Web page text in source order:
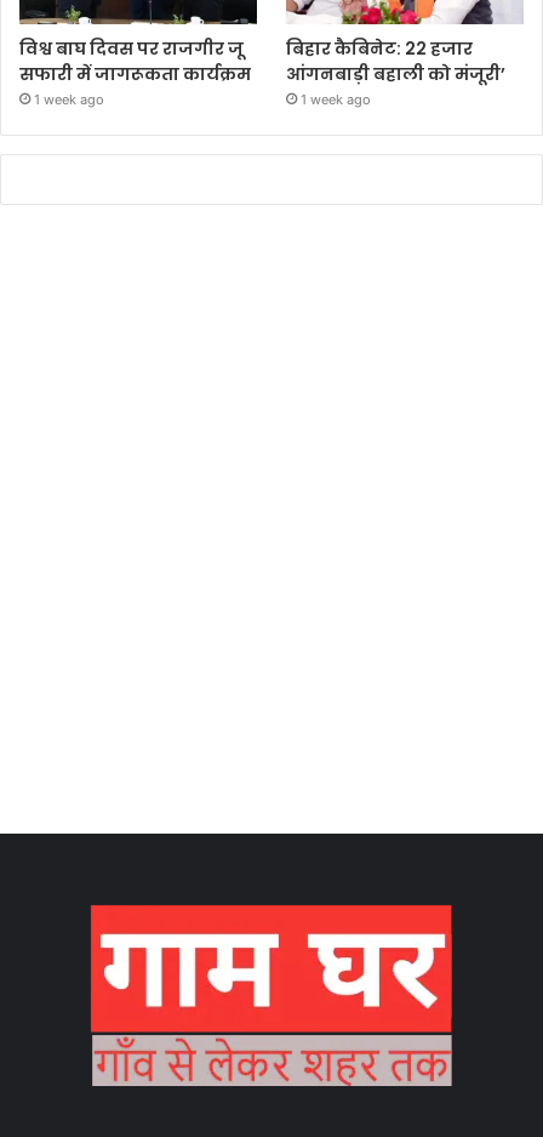
विश्व बाघ दिवस पर राजगीर जू
सफारी में जागरूकता कार्यक्रम
1 week ago
बिहार कैबिनेट: 22 हजार
आंगनबाड़ी बहाली को मंजूरी’
1 week ago